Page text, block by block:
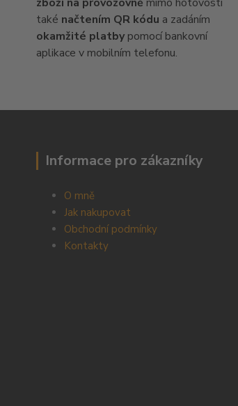
také načtením QR kódu a zadáním
okamžité platby pomocí bankovní
aplikace v mobilním telefonu.
Informace pro zákazníky
O mně
Jak nakupovat
Obchodní podmínky
Kontakty